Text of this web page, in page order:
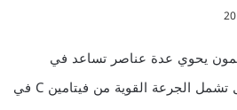
يحوي عدة عناصر تساعد في
فقدان الوزن، وهذه العوامل تشمل الجرعة القوية من فيتامين C في